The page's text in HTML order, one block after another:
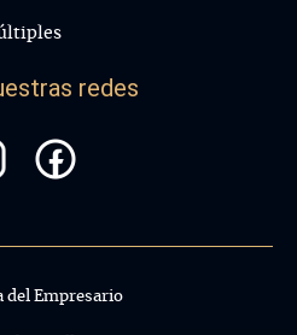
redes
del Empresario